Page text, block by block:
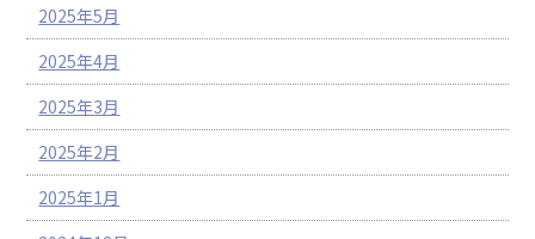
2025年5月
2025年4月
2025年3月
2025年2月
2025年1月